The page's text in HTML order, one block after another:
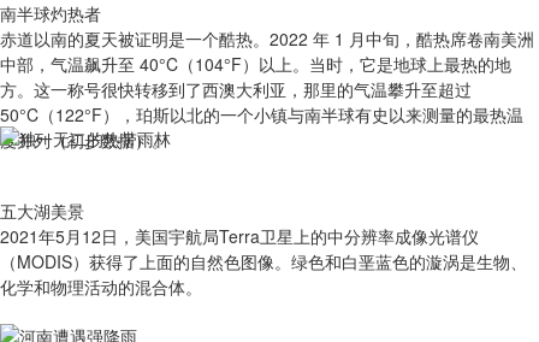
南半球灼热者
赤道以南的夏天被证明是一个酷热。2022 年 1 月中旬，酷热席卷南美洲
中部，气温飙升至 40°C（104°F）以上。当时，它是地球上最热的地
方。这一称号很快转移到了西澳大利亚，那里的气温攀升至超过
50°C（122°F），珀斯以北的一个小镇与南半球有史以来测量的最热温
度并列（初步数据）。
五大湖美景
2021年5月12日，美国宇航局Terra卫星上的中分辨率成像光谱仪
（MODIS）获得了上面的自然色图像。绿色和白垩蓝色的漩涡是生物、
化学和物理活动的混合体。